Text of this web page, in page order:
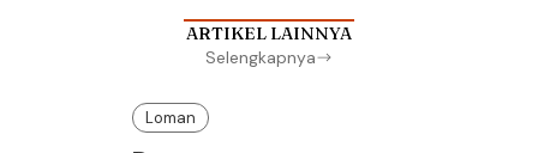
ARTIKEL LAINNYA
Selengkapnya
Loman